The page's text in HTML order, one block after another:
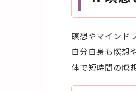
瞑想やマインド
自分自身も瞑想
体で短時間の瞑